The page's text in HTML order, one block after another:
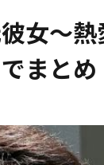
女～
まとめ